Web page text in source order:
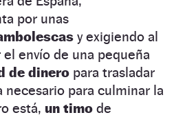
por unas
y exigiendo al
envío de una pequeña
de dinero para trasladar
necesario para culminar la
está, un timo de